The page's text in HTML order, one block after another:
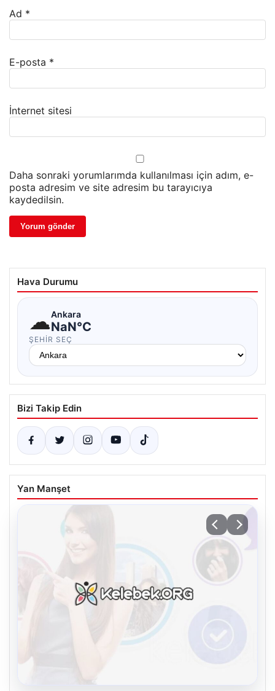
Ad *
E-posta *
İnternet sitesi
Daha sonraki yorumlarımda kullanılması için adım, e-
posta adresim ve site adresim bu tarayıcıya
kaydedilsin.
Hava Durumu
☁Ankara
NaN°C
ŞEHIR SEÇ
Bizi Takip Edin
Yan Manşet